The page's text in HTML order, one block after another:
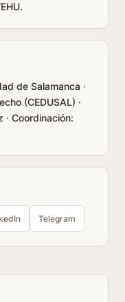
de Salamanca ·
(CEDUSAL) ·
· Coordinación:
Telegram